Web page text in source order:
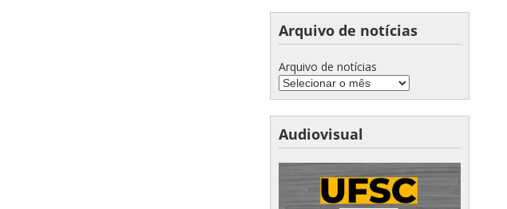
Arquivo de notícias
Arquivo de notícias
Audiovisual